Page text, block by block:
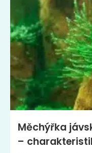
Měchýřka
–